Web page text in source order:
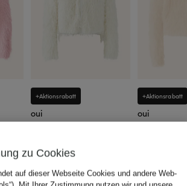
+Aktionsrabatt
oui
99,99 €
Ursprünglich:159,95 €
+Aktionsrabatt
oui
Ursprünglich:
zu Cookies
auf dieser Webseite Cookies und andere Web-